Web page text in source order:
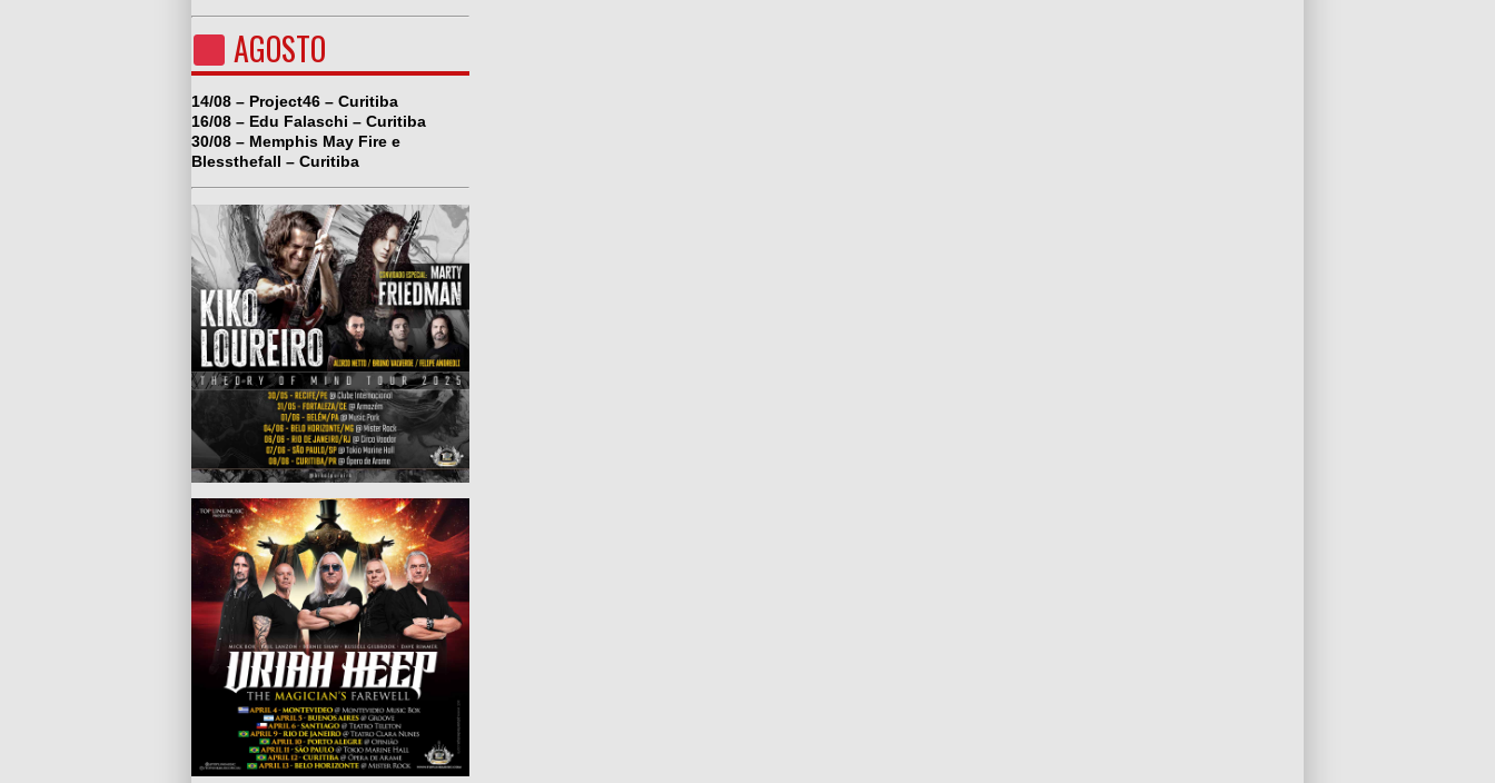
AGOSTO
14/08 – Project46 – Curitiba
16/08 – Edu Falaschi – Curitiba
30/08 – Memphis May Fire e
Blessthefall – Curitiba